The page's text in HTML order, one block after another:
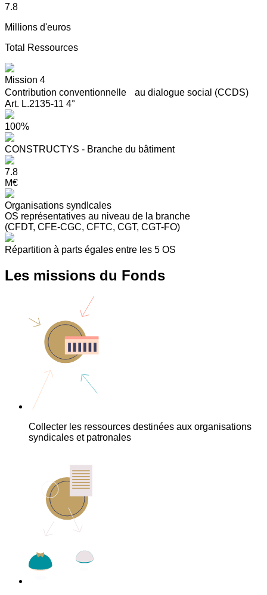
7.8
Millions d'euros
Total Ressources
Mission 4
Contribution conventionnelle au dialogue social (CCDS)
Art. L.2135-11 4°
100%
CONSTRUCTYS - Branche du bâtiment
7.8
M€
Organisations syndIcales
OS représentatives au niveau de la branche
(CFDT, CFE-CGC, CFTC, CGT, CGT-FO)
Répartition à parts égales entre les 5 OS
Les missions du Fonds
Collecter les ressources destinées aux organisations
syndicales et patronales